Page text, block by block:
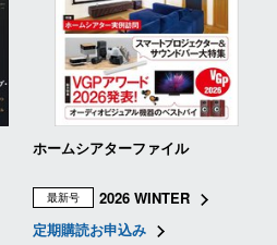
ホームシアターファイル
最新号
2026 WINTER
定期購読お申込み